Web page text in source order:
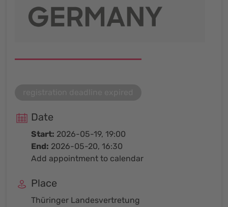
Date
Start: 2026-05-19, 19:00
End: 2026-05-20, 16:30
Add appointment to calendar
Place
Thüringer Landesvertretung